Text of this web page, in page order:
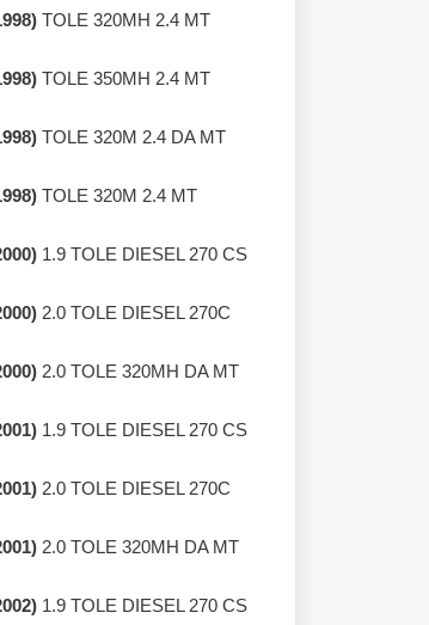
TOLE 320MH 2.4 MT
TOLE 350MH 2.4 MT
TOLE 320M 2.4 DA MT
TOLE 320M 2.4 MT
1.9 TOLE DIESEL 270 CS
2.0 TOLE DIESEL 270C
2.0 TOLE 320MH DA MT
1.9 TOLE DIESEL 270 CS
2.0 TOLE DIESEL 270C
2.0 TOLE 320MH DA MT
1.9 TOLE DIESEL 270 CS